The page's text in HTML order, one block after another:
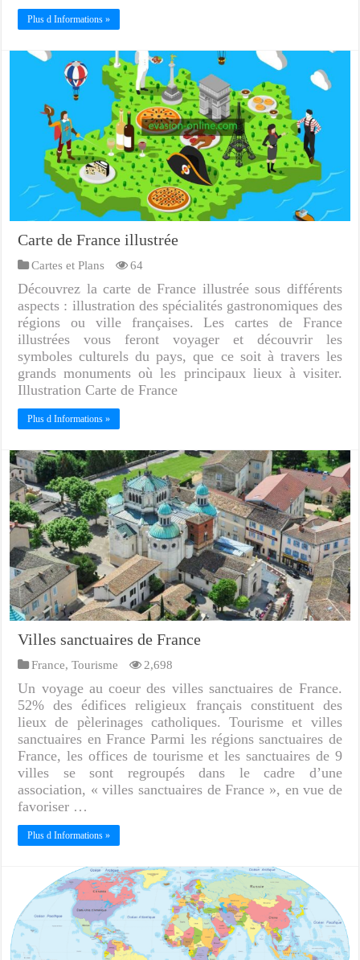
Plus d Informations »
Carte de France illustrée
Cartes et Plans 64
Découvrez la carte de France illustrée sous différents
aspects : illustration des spécialités gastronomiques des
régions ou ville françaises. Les cartes de France
illustrées vous feront voyager et découvrir les
symboles culturels du pays, que ce soit à travers les
grands monuments où les principaux lieux à visiter.
Illustration Carte de France
Plus d Informations »
Villes sanctuaires de France
France,Tourisme 2,698
Un voyage au coeur des villes sanctuaires de France.
52% des édifices religieux français constituent des
lieux de pèlerinages catholiques. Tourisme et villes
sanctuaires en France Parmi les régions sanctuaires de
France, les offices de tourisme et les sanctuaires de 9
villes se sont regroupés dans le cadre d’une
association, « villes sanctuaires de France », en vue de
favoriser …
Plus d Informations »